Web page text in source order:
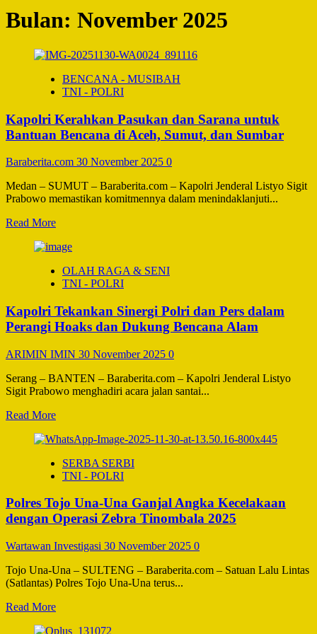
Bulan: November 2025
BENCANA - MUSIBAH
TNI - POLRI
Kapolri Kerahkan Pasukan dan Sarana untuk
Bantuan Bencana di Aceh, Sumut, dan Sumbar
Baraberita.com 30 November 2025 0
Medan – SUMUT – Baraberita.com – Kapolri Jenderal Listyo Sigit
Prabowo memastikan komitmennya dalam menindaklanjuti...
Read MoreRead
about
Kerahkan
Pasukan
Sarana
untuk
Bantuan
Bencana
di
Aceh,
Sumut,
Sumbar
OLAH RAGA & SENI
TNI - POLRI
Kapolri Tekankan Sinergi Polri dan Pers dalam
Perangi Hoaks dan Dukung Bencana Alam
ARIMIN IMIN 30 November 2025 0
Serang – BANTEN – Baraberita.com – Kapolri Jenderal Listyo
Sigit Prabowo menghadiri acara jalan santai...
Read MoreRead
about
Tekankan
Sinergi
dan
Pers
dalam
Perangi
Hoaks
dan
Dukung
Alam
SERBA SERBI
TNI - POLRI
Polres Tojo Una-Una Ganjal Angka Kecelakaan
dengan Operasi Zebra Tinombala 2025
Wartawan Investigasi 30 November 2025 0
Tojo Una-Una – SULTENG – Baraberita.com – Satuan Lalu Lintas
(Satlantas) Polres Tojo Una-Una terus...
Read MoreRead